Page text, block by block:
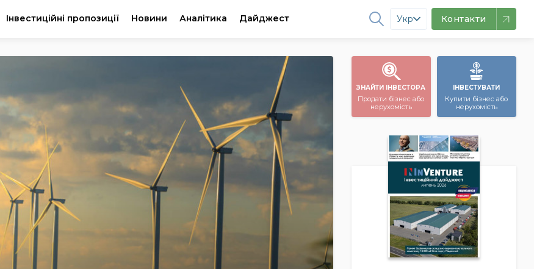
Інвестиційні пропозиції Новини Аналітика Дайджест Укр Контакти
ЗНАЙТИ ІНВЕСТОРА
Продати бізнес або
нерухомість
ІНВЕСТУВАТИ
Купити бізнес або
нерухомість